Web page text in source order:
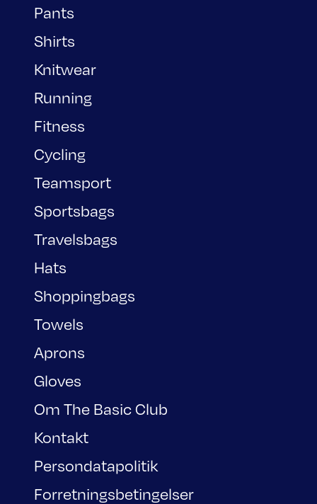
Pants
Shirts
Knitwear
Running
Fitness
Cycling
Teamsport
Sportsbags
Travelsbags
Hats
Shoppingbags
Towels
Aprons
Gloves
Om The Basic Club
Kontakt
Persondatapolitik
Forretningsbetingelser